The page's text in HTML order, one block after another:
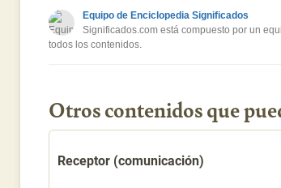
Equipo de Enciclopedia Significados
Significados.com está compuesto por un
todos los contenidos.
Otros contenidos que
Receptor (comunicación)